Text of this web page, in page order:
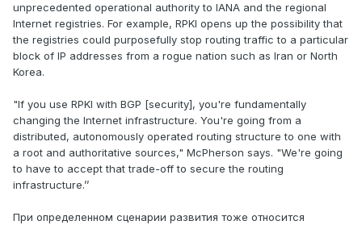
unprecedented operational authority to IANA and the regional
Internet registries. For example, RPKI opens up the possibility that
the registries could purposefully stop routing traffic to a particular
block of IP addresses from a rogue nation such as Iran or North
Korea.
"If you use RPKI with BGP [security], you're fundamentally
changing the Internet infrastructure. You're going from a
distributed, autonomously operated routing structure to one with
a root and authoritative sources," McPherson says. "We're going
to have to accept that trade-off to secure the routing
infrastructure.’’
При определенном сценарии развития тоже относится